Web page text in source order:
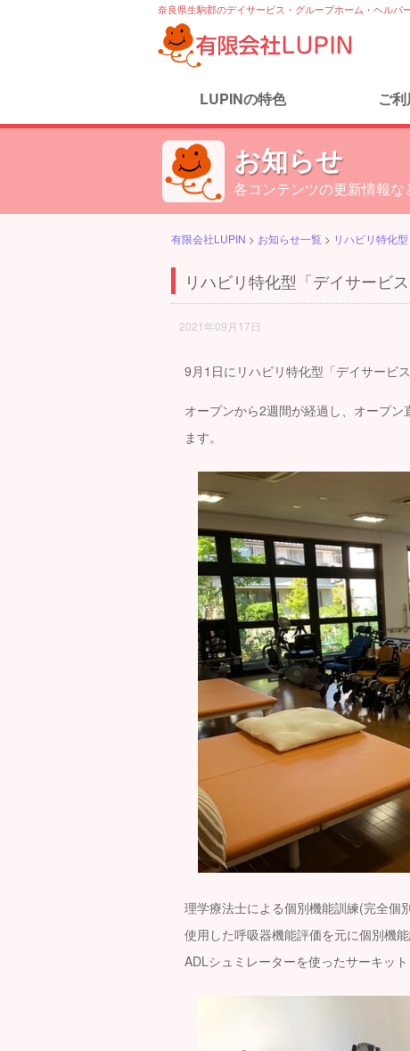
奈良県生駒郡のデイサービス・グループホーム・ヘルパ
LUPINの特色 ご
お知らせ
各コンテンツの更新情報
有限会社LUPIN > お知らせ一覧 > リハビリ特化
リハビリ特化型「デイサービ
2021年09月17日
9月1日にリハビリ特化型「デイサービ
オープンから2週間が経過し、オープ
ます。
理学療法士による個別機能訓練(完全個
使用した呼吸器機能評価を元に個別機
ADLシュミレーターを使ったサーキッ